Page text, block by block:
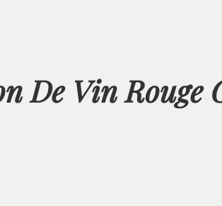
De Vin Rouge